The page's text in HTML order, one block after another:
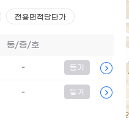
전용면적당단가
동/층/호
- 등기
- 등기